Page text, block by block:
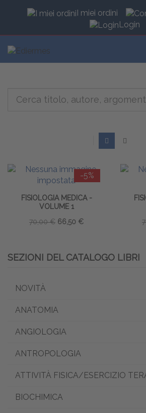
I miei ordini
Login
-5%
FISIOLOGIA MEDICA -
VOLUME 1
70,00 € 66,50 €
SEZIONI DEL CATALOGO LIBRI
NOVITÀ
ANATOMIA
ANGIOLOGIA
ANTROPOLOGIA
ATTIVITÀ FISICA/ESERCIZIO
BIOCHIMICA